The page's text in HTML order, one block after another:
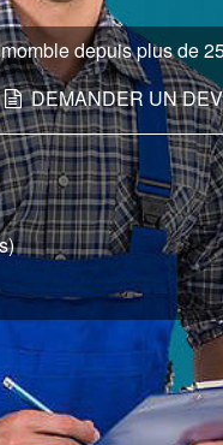
depuis plus de
DEMANDER UN